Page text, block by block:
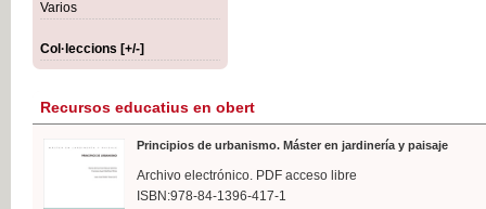
Varios
Col·leccions [+/-]
Recursos educatius en obert
Principios de urbanismo. Máster en jardinería y paisaje
Archivo electrónico. PDF acceso libre
ISBN:978-84-1396-417-1